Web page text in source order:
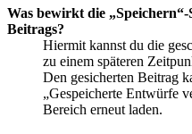
Was bewirkt die
Beitrags?
Hiermit kannst du die
zu einem späteren
Den gesicherten Beitrag
„Gespeicherte Entwürfe
Bereich erneut laden.